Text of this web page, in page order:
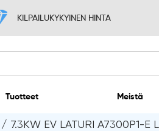
Tuotteet
/ 7.3KW EV LATURI A7300P1-E